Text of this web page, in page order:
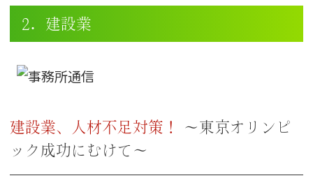
2．建設業
建設業、人材不足対策！
～東京オリンピ
ック成功にむけて～